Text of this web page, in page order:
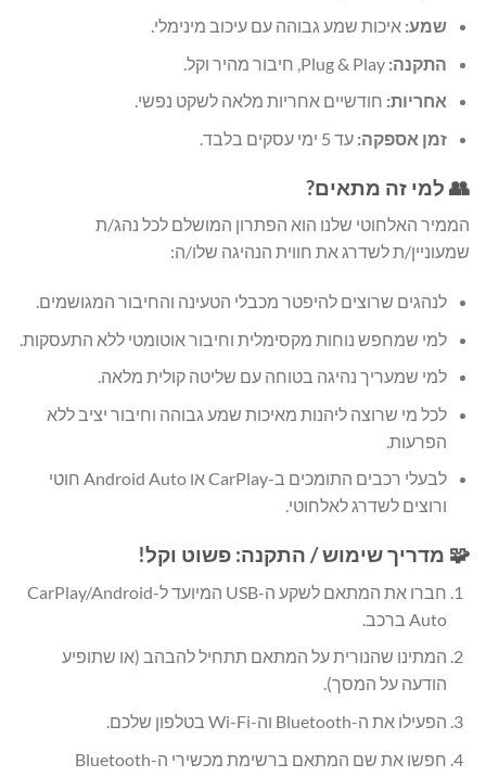
שמע: איכות שמע גבוהה עם עיכוב מינימלי.
התקנה:
אחריות: חודשיים אחריות מלאה לשקט נפשי.
זמן אספקה: עד 5 ימי עסקים בלבד.
👥 למי זה מתאים?
הממיר האלחוטי שלנו הוא הפתרון המושלם לכל נהג/ת
שמעוניין/ת לשדרג את חווית הנהיגה שלו/ה:
לנהגים שרוצים להיפטר מכבלי הטעינה והחיבור המגושמים.
למי שמחפש נוחות מקסימלית וחיבור אוטומטי ללא התעסקות.
למי שמעריך נהיגה בטוחה עם שליטה קולית מלאה.
לכל מי שרוצה ליהנות מאיכות שמע גבוהה וחיבור יציב ללא
הפרעות.
לבעלי רכבים התומכים ב-CarPlay או Android Auto חוטי
ורוצים לשדרג לאלחוטי.
🧩 מדריך שימוש / התקנה: פשוט וקל!
חברו את המתאם לשקע ה-USB המיועד ל-CarPlay/Android
Auto ברכב.
המתינו שהנורית על המתאם תתחיל להבהב (או שתופיע
הודעה על המסך).
הפעילו את ה-Bluetooth וה-Wi-Fi בטלפון שלכם.
חפשו את שם המתאם ברשימת מכשירי ה-Bluetooth